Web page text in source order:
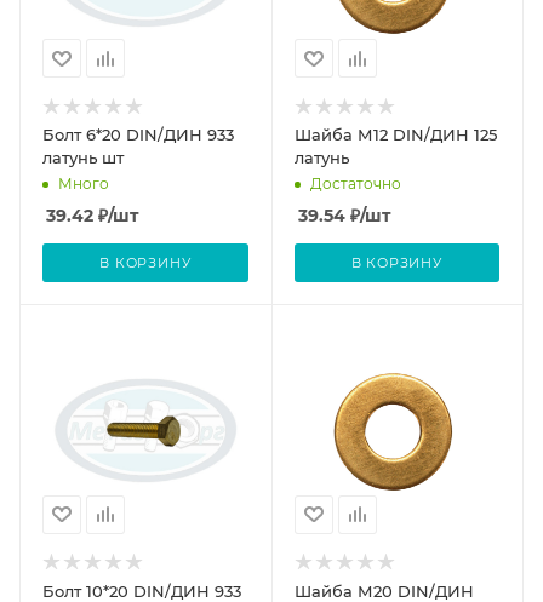
Болт 6*20 DIN/ДИН 933
латунь шт
Много
39.42 ₽/шт
В КОРЗИНУ
Шайба М12 DIN/ДИН 125
латунь
Достаточно
39.54₽/шт
В КОРЗИНУ
Болт 10*20 DIN/ДИН 933 Шайба М20 DIN/ДИН